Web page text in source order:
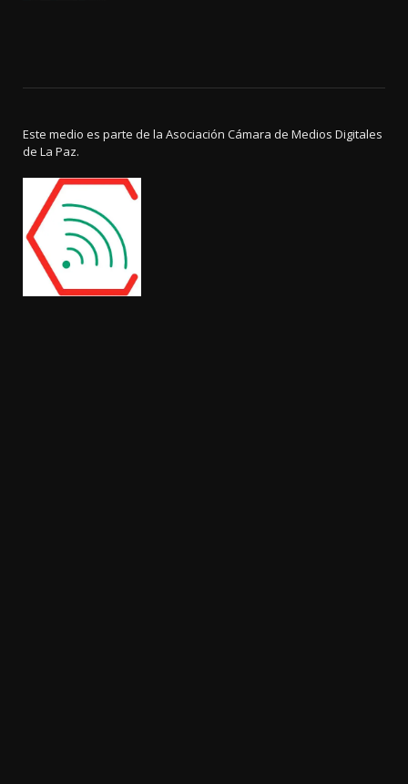
Este medio es parte de la Asociación Cámara de Medios Digitales
de La Paz.